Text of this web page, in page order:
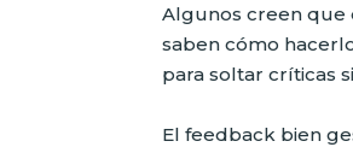
Algunos creen que
saben cómo
para soltar críticas
El feedback bien